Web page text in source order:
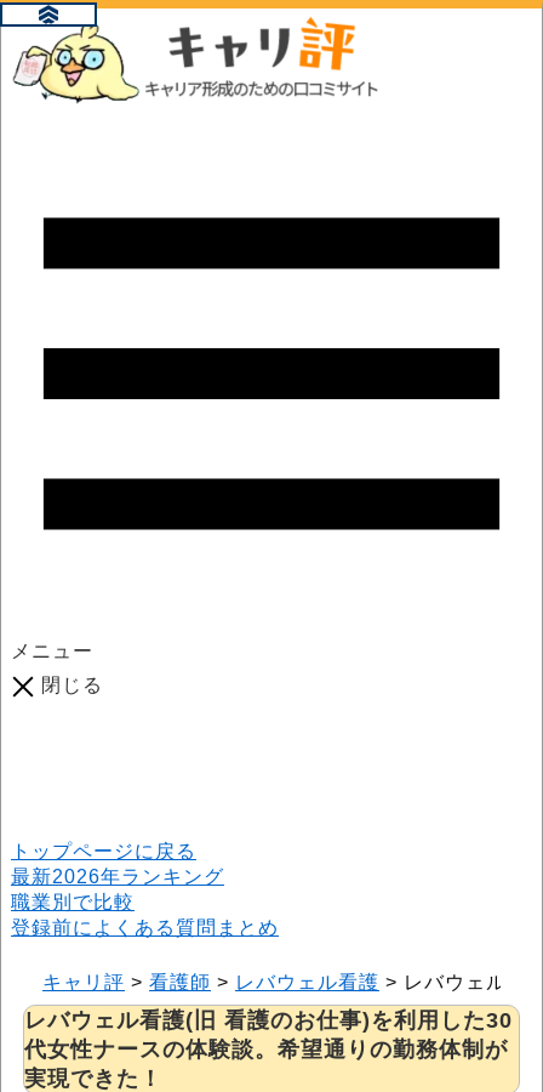
メニュー
閉じる
トップページに戻る
最新2026年ランキング
職業別で比較
登録前によくある質問まとめ
キャリ評 > 看護師 > レバウェル看護 > レバウェル看
レバウェル看護(旧 看護のお仕事)を利用した30
代女性ナースの体験談。希望通りの勤務体制が
実現できた！